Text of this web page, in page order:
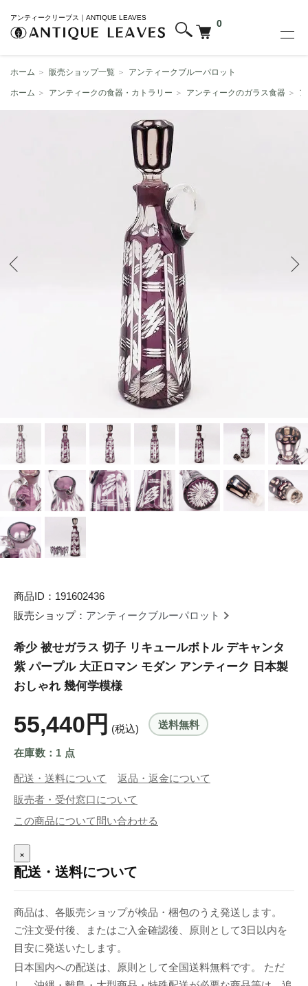
アンティークリーブス｜ANTIQUE LEAVES
0
ホーム ＞ 販売ショップ一覧 ＞ アンティークブルーパロット
ホーム ＞ アンティークの食器・カトラリー ＞ アンティークのガラス食器 ＞
商品ID：191602436
販売ショップ： アンティークブルーパロット
希少 被せガラス 切子 リキュールボトル デキャンタ
紫 パープル 大正ロマン モダン アンティーク 日本製
おしゃれ 幾何学模様
55,440円 (税込) 送料無料
在庫数：1 点
配送・送料について
返品・返金について
販売者・受付窓口について
この商品について問い合わせる
×
配送・送料について
商品は、各販売ショップが検品・梱包のうえ発送します。
ご注文受付後、またはご入金確認後、原則として3日以内を
目安に発送いたします。
日本国内への配送は、原則として全国送料無料です。 ただ